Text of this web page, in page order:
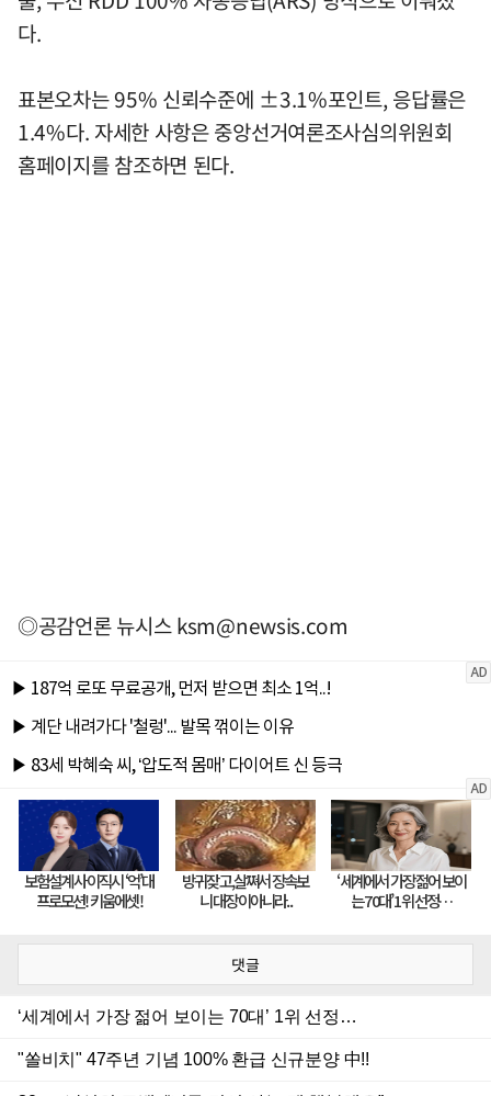
다.
표본오차는 95% 신뢰수준에 ±3.1%포인트, 응답률은
1.4%다. 자세한 사항은 중앙선거여론조사심의위원회
홈페이지를 참조하면 된다.
◎공감언론 뉴시스ksm@newsis.com
댓글